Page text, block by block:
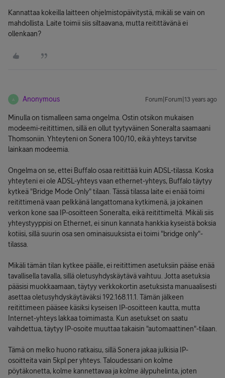
Kannattaa kokeilla laitteen ohjelmistopäivitystä, mikäli se vain on
mahdollista. Laite toimii siis siltaavana, mutta reitittävänä ei
ollenkaan?
A Anonymous Forum|Forum|13 years ago
Minulla on tismalleen sama ongelma. Ostin otsikon mukaisen
modeemi-reitittimen, sillä en ollut tyytyväinen Soneralta saamaani
Thomsoniin. Yhteyteni on Sonera 100/10, eikä yhteys tarvitse
lainkaan modeemia.
Ongelma on se, ettei Buffalo osaa reitittää kuin ADSL-tilassa. Koska
yhteyteni ei ole ADSL-yhteys vaan ethernet-yhteys, Buffalo täytyy
kytkeä "Bridge Mode Only" tilaan. Tässä tilassa laite ei enää toimi
reitittimenä vaan pelkkänä langattomana kytkimenä, ja jokainen
verkon kone saa IP-osoitteen Soneralta, eikä reitittimeltä. Mikäli siis
yhteystyyppisi on Ethernet, ei sinun kannata hankkia kyseistä boksia
kotiisi, sillä suurin osa sen ominaisuuksista ei toimi "bridge only"-
tilassa.
Mikäli tämän tilan kytkee päälle, ei reitittimen asetuksiin pääse enää
tavallisella tavalla, sillä oletusyhdyskäytävä vaihtuu. Jotta asetuksia
pääsisi muokkaamaan, täytyy verkkokortin asetuksista manuaalisesti
asettaa oletusyhdyskäytäväksi 192.168.11.1. Tämän jälkeen
reitittimeen pääsee käsiksi kyseisen IP-osoitteen kautta, mutta
Internet-yhteys lakkaa toimimasta. Kun asetukset on saatu
vaihdettua, täytyy IP-osoite muuttaa takaisin "automaattinen"-tilaan.
Tämä on melko huono ratkaisu, sillä Sonera jakaa julkisia IP-
osoitteita vain 5kpl per yhteys. Taloudessani on kolme
pöytäkonetta, kolme kannettavaa ja kolme älypuhelinta, joten